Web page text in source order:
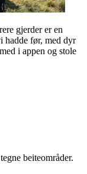
gjerder er en
hadde før, med dyr
i appen og stole
beiteområder.